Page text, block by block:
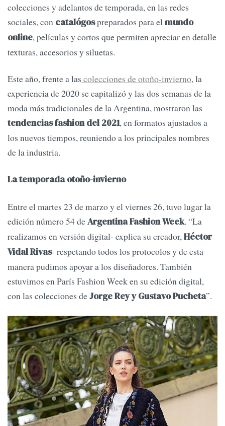
colecciones y adelantos de temporada, en las redes
sociales, con catalógospreparados para elmundo
online, películas y cortos que permiten apreciar en detalle
texturas, accesorios y siluetas.
Este año, frente a las colecciones de otoño-invierno, la
experiencia de 2020 se capitalizó y las dos semanas de la
moda más tradicionales de la Argentina, mostraron las
tendencias fashion del 2021, en formatos ajustados a
los nuevos tiempos, reuniendo a los principales nombres
de la industria.
La temporada otoño-invierno
Entre el martes 23 de marzo y el viernes 26, tuvo lugar la
edición número 54 deArgentina Fashion Week. “La
realizamos en versión digital- explica su creador,Héctor
Vidal Rivas- respetando todos los protocolos y de esta
manera pudimos apoyar a los diseñadores. También
estuvimos en París Fashion Week en su edición digital,
con las colecciones deJorge Rey y Gustavo Pucheta”.